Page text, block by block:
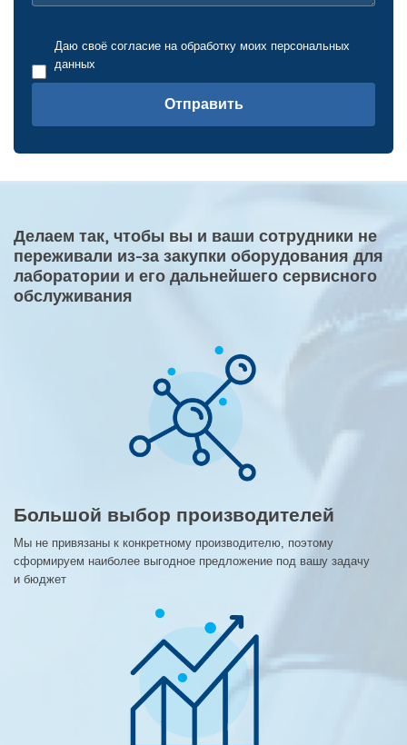
Даю своё согласие на обработку моих персональных
данных
Отправить
Делаем так, чтобы вы и ваши сотрудники не
переживали из-за закупки оборудования для
лаборатории и его дальнейшего сервисного
обслуживания
Большой выбор производителей
Мы не привязаны к конкретному производителю, поэтому
сформируем наиболее выгодное предложение под вашу задачу
и бюджет